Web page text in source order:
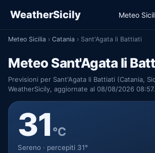
WeatherSicily Meteo
Meteo Sicilia › Catania › Sant'Agata li Battiati
Meteo Sant'Agata li
Previsioni per Sant'Agata li Battiati (Catania,
WeatherSicily, aggiornate al 08/08/2026 08:57.
31°C
Sereno · percepiti 31°